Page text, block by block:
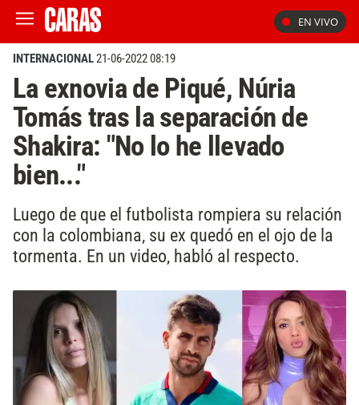
EN VIVO
INTERNACIONAL21-06-2022 08:19
La exnovia de Piqué, Núria
Tomás tras la separación de
Shakira: "No lo he llevado
bien..."
Luego de que el futbolista rompiera su relación
con la colombiana, su ex quedó en el ojo de la
tormenta. En un video, habló al respecto.